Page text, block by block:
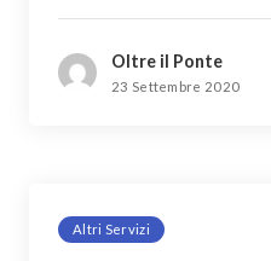
Oltre il Ponte
23 Settembre 2020
Altri Servizi